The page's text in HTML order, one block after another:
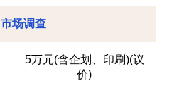
市场调查
5万元(含企划、印刷)(议
价)